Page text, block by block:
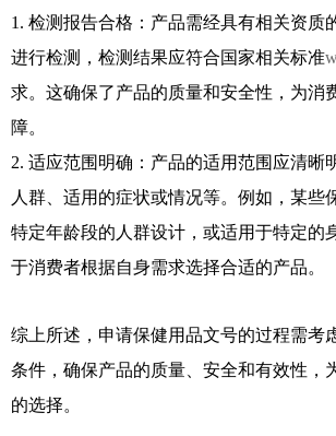
1. 检测报告合格：产品需经具有相关资质
进行检测，检测结果应符合国家相关标准
求。这确保了产品的质量和安全性，为消
障。
2. 适应范围明确：产品的适用范围应清晰
人群、适用的症状或情况等。例如，某些
特定年龄段的人群设计，或适用于特定的
于消费者根据自身需求选择合适的产品。
综上所述，申请保健用品文号的过程需考
条件，确保产品的质量、安全和有效性，
的选择。